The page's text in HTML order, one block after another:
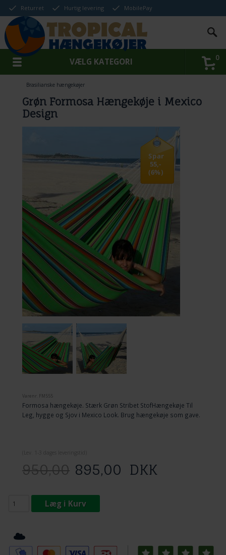
Returret Hurtig levering MobilePay
0
VÆLG KATEGORI
Brasilianske hængekøjer
Grøn Formosa Hængekøje i Mexico
Design
Spar
55,-
(6%)
Varenr. FM555
Formosa hængekøje. Stærk Grøn Stribet StofHængekøje Til
Leg, hygge og Sjov i Mexico Look. Brug hængekøje som gave.
950,00 895,00 DKK
Læg i Kurv